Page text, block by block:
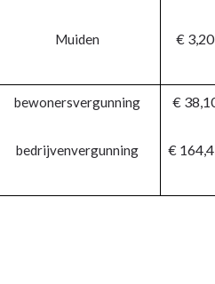
Muiden € 3,20
bewonersvergunning
bedrijvenvergunning
€
€